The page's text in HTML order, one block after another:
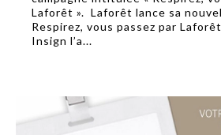
Laforêt ». Laforêt lance sa
Respirez, vous passez par Laforêt
Insign l’a...